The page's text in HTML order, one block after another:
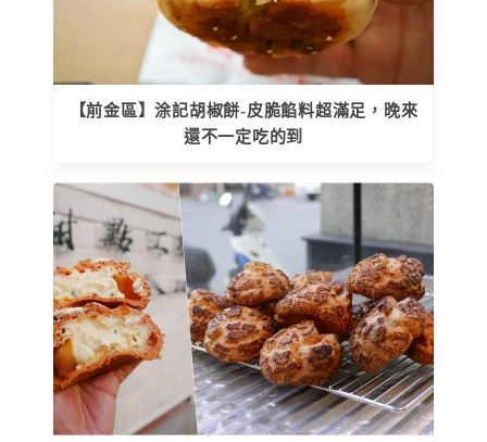
【前金區】涂記胡椒餅-皮脆餡料超滿足，晚來
還不一定吃的到